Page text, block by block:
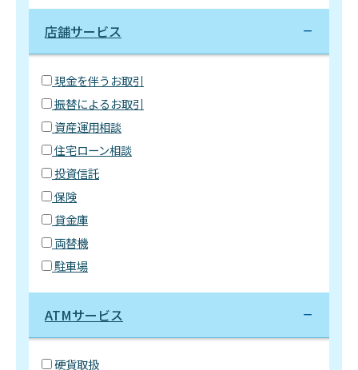
店舗サービス
現金を伴うお取引
振替によるお取引
資産運用相談
住宅ローン相談
投資信託
保険
貸金庫
両替機
駐車場
ATMサービス
硬貨取扱